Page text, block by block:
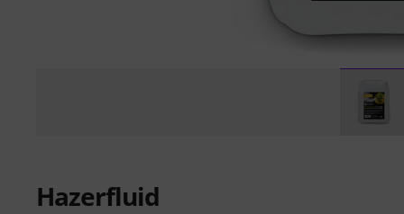
Hazerfluid